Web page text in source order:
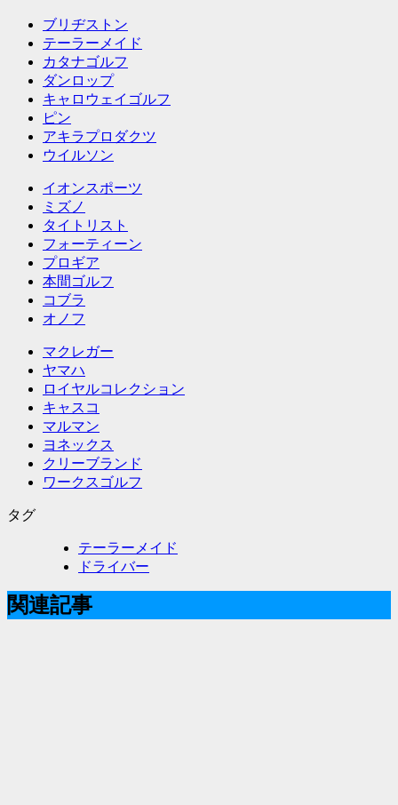
ブリヂストン
テーラーメイド
カタナゴルフ
ダンロップ
キャロウェイゴルフ
ピン
アキラプロダクツ
ウイルソン
イオンスポーツ
ミズノ
タイトリスト
フォーティーン
プロギア
本間ゴルフ
コブラ
オノフ
マクレガー
ヤマハ
ロイヤルコレクション
キャスコ
マルマン
ヨネックス
クリーブランド
ワークスゴルフ
タグ
テーラーメイド
ドライバー
関連記事